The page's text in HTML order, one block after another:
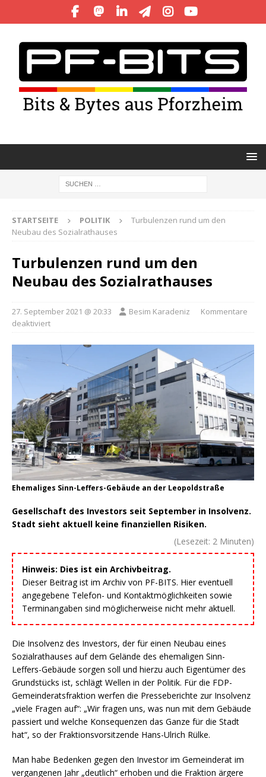
STARTSEITE POLITIK
Turbulenzen rund um den
Neubau des Sozialrathauses
Turbulenzen rund um den
Neubau des Sozialrathauses
27. September 2021 @ 20:33 Besim Karadeniz
Kommentare
deaktiviert
Ehemaliges Sinn-Leffers-Gebäude an der Leopoldstraße
Gesellschaft des Investors seit September in Insolvenz.
Stadt sieht aktuell keine finanziellen Risiken.
(Lesezeit: 2 Minuten)
Hinweis: Dies ist ein Archivbeitrag.
Dieser Beitrag ist im Archiv von PF-BITS. Hier eventuell
angegebene Telefon- und Kontaktmöglichkeiten sowie
Terminangaben sind möglicherweise nicht mehr aktuell.
Die Insolvenz des Investors, der für einen Neubau eines
Sozialrathauses auf dem Gelände des ehemaligen Sinn-
Leffers-Gebäude sorgen soll und hierzu auch Eigentümer des
Grundstücks ist, schlägt Wellen in der Politik. Für die FDP-
Gemeinderatsfraktion werfen die Presseberichte zur Insolvenz
„viele Fragen auf“: „Wir fragen uns, was nun mit dem Gebäude
passiert und welche Konsequenzen das Ganze für die Stadt
hat“, so der Fraktionsvorsitzende Hans-Ulrich Rülke.
Man habe Bedenken gegen den Investor im Gemeinderat im
vergangenen Jahr „deutlich“ erhoben und die Fraktion ärgere